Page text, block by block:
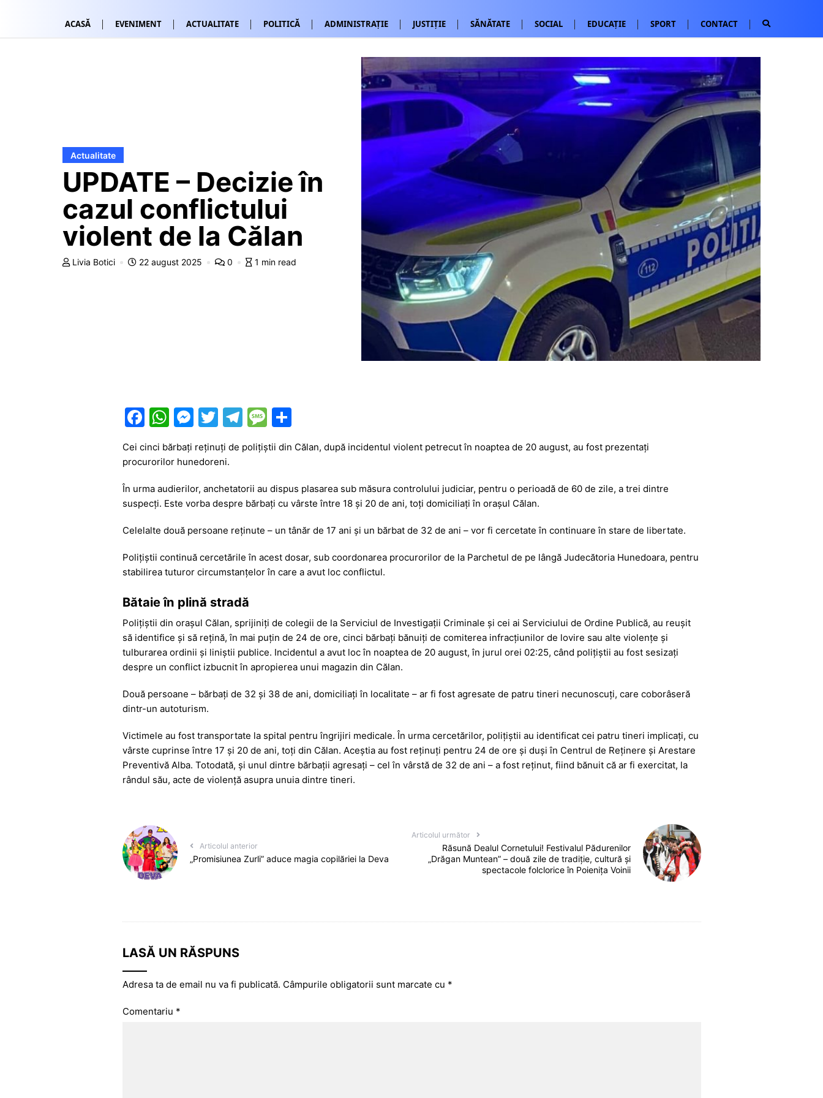
ACASĂ EVENIMENT ACTUALITATE POLITICĂ ADMINISTRAȚIE JUSTIȚIE SĂNĂTATE SOCIAL EDUCAȚIE SPORT CONTACT
Actualitate
UPDATE – Decizie în
cazul conflictului
violent de la Călan
Livia Botici 22 august 2025 0 1 min read
F
a
c
b
o
o
k
W
at
A
p
p
M
s
e
n
g
er
T
w
itt
T
el
e
a
m
M
e
s
a
g
e
P
ta
a
z
ă
Cei cinci bărbați reținuți de polițiștii din Călan, după incidentul violent petrecut în noaptea de 20 august, au fost prezentați
procurorilor hunedoreni.
În urma audierilor, anchetatorii au dispus plasarea sub măsura controlului judiciar, pentru o perioadă de 60 de zile, a trei dintre
suspecți. Este vorba despre bărbați cu vârste între 18 și 20 de ani, toți domiciliați în orașul Călan.
Celelalte două persoane reținute – un tânăr de 17 ani și un bărbat de 32 de ani – vor fi cercetate în continuare în stare de libertate.
Polițiștii continuă cercetările în acest dosar, sub coordonarea procurorilor de la Parchetul de pe lângă Judecătoria Hunedoara, pentru
stabilirea tuturor circumstanțelor în care a avut loc conflictul.
Bătaie în plină stradă
Polițiștii din orașul Călan, sprijiniți de colegii de la Serviciul de Investigații Criminale și cei ai Serviciului de Ordine Publică, au reușit
să identifice și să rețină, în mai puțin de 24 de ore, cinci bărbați bănuiți de comiterea infracțiunilor de lovire sau alte violențe și
tulburarea ordinii și liniștii publice. Incidentul a avut loc în noaptea de 20 august, în jurul orei 02:25, când polițiștii au fost sesizați
despre un conflict izbucnit în apropierea unui magazin din Călan.
Două persoane – bărbați de 32 și 38 de ani, domiciliați în localitate – ar fi fost agresate de patru tineri necunoscuți, care coborâseră
dintr-un autoturism.
Victimele au fost transportate la spital pentru îngrijiri medicale. În urma cercetărilor, polițiștii au identificat cei patru tineri implicați, cu
vârste cuprinse între 17 și 20 de ani, toți din Călan. Aceștia au fost reținuți pentru 24 de ore și duși în Centrul de Reținere și Arestare
Preventivă Alba. Totodată, și unul dintre bărbații agresați – cel în vârstă de 32 de ani – a fost reținut, fiind bănuit că ar fi exercitat, la
rândul său, acte de violență asupra unuia dintre tineri.
Articolul anterior
„Promisiunea Zurli” aduce magia copilăriei la Deva
Articolul următor
Răsună Dealul Cornetului! Festivalul Pădurenilor
„Drăgan Muntean” – două zile de tradiție, cultură și
spectacole folclorice în Poienița Voinii
LASĂ UN RĂSPUNS
Adresa ta de email nu va fi publicată. Câmpurile obligatorii sunt marcate cu *
Comentariu *